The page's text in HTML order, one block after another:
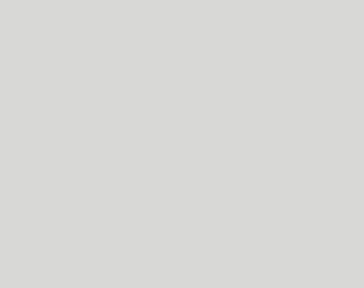
[Mo5] Deux inédits du
[GK] Le beat'em up The
[GK] Endless Legend 2 :
[LS] [PS5] Premiers